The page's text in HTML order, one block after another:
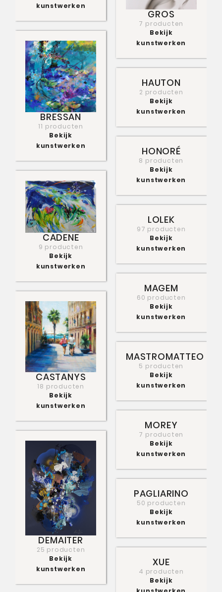
kunstwerken
BRESSAN
11 producten
Bekijk
kunstwerken
CADENE
9 producten
Bekijk
kunstwerken
CASTANYS
18 producten
Bekijk
kunstwerken
DEMAITER
25 producten
Bekijk
kunstwerken
GROS
7 producten
Bekijk
kunstwerken
HAUTON
2 producten
Bekijk
kunstwerken
HONORÉ
8 producten
Bekijk
kunstwerken
LOLEK
97 producten
Bekijk
kunstwerken
MAGEM
60 producten
Bekijk
kunstwerken
MASTROMATTEO
5 producten
Bekijk
kunstwerken
MOREY
7 producten
Bekijk
kunstwerken
PAGLIARINO
50 producten
Bekijk
kunstwerken
XUE
4 producten
Bekijk